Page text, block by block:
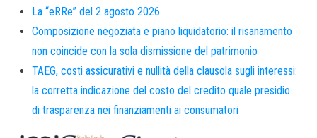
La “eRRe” del 2 agosto 2026
Composizione negoziata e piano liquidatorio: il risanamento
non coincide con la sola dismissione del patrimonio
TAEG, costi assicurativi e nullità della clausola sugli interessi:
la corretta indicazione del costo del credito quale presidio
di trasparenza nei finanziamenti ai consumatori